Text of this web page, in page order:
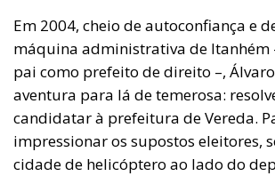
Em 2004, cheio de autoconfiança e
máquina administrativa de Itanhém
pai como prefeito de direito –,
aventura para lá de temerosa:
candidatar à prefeitura de Vereda.
impressionar os supostos eleitores,
cidade de helicóptero ao lado do